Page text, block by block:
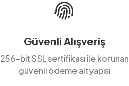
Güvenli Alışveriş
256-bit SSL sertifikası ile korunan
güvenli ödeme altyapısı